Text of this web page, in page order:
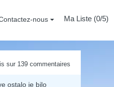
nous Ma Liste (0/5)
sur 139 commentaires
ostalo je bilo